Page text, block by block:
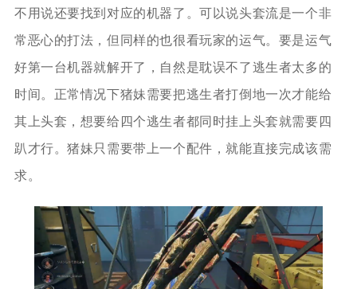
不用说还要找到对应的机器了。可以说头套流是一个非
常恶心的打法，但同样的也很看玩家的运气。要是运气
好第一台机器就解开了，自然是耽误不了逃生者太多的
时间。正常情况下猪妹需要把逃生者打倒地一次才能给
其上头套，想要给四个逃生者都同时挂上头套就需要四
趴才行。猪妹只需要带上一个配件，就能直接完成该需
求。